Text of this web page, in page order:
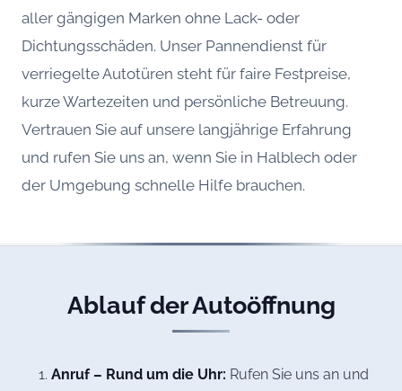
aller gängigen Marken ohne Lack- oder
Dichtungsschäden. Unser Pannendienst für
verriegelte Autotüren steht für faire Festpreise,
kurze Wartezeiten und persönliche Betreuung.
Vertrauen Sie auf unsere langjährige Erfahrung
und rufen Sie uns an, wenn Sie in Halblech oder
der Umgebung schnelle Hilfe brauchen.
Ablauf der Autoöffnung
Anruf – Rund um die Uhr: Rufen Sie uns an und